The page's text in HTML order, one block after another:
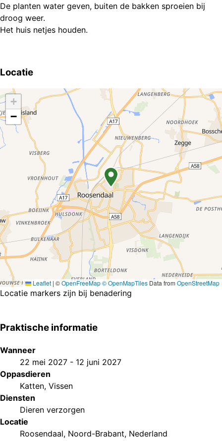
De planten water geven, buiten de bakken sproeien bij
droog weer.
Het huis netjes houden.
Locatie
+
−
Leaflet | ©OpenFreeMap© OpenMapTiles Data from OpenStreetMap
Locatie markers zijn bij benadering
Praktische informatie
Wanneer
22 mei 2027 - 12 juni 2027
Oppasdieren
Katten, Vissen
Diensten
Dieren verzorgen
Locatie
Roosendaal, Noord-Brabant, Nederland